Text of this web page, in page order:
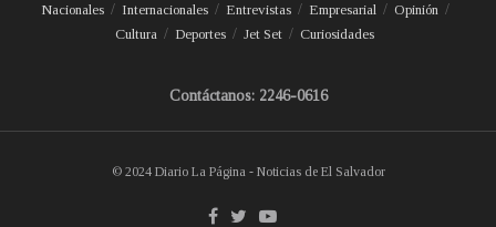
Nacionales Internacionales Entrevistas Empresarial
Opinión
Cultura
Deportes Jet Set Curiosidades
Contáctanos: 2246-0616
© 2024 Diario La Página - Noticias de El Salvador